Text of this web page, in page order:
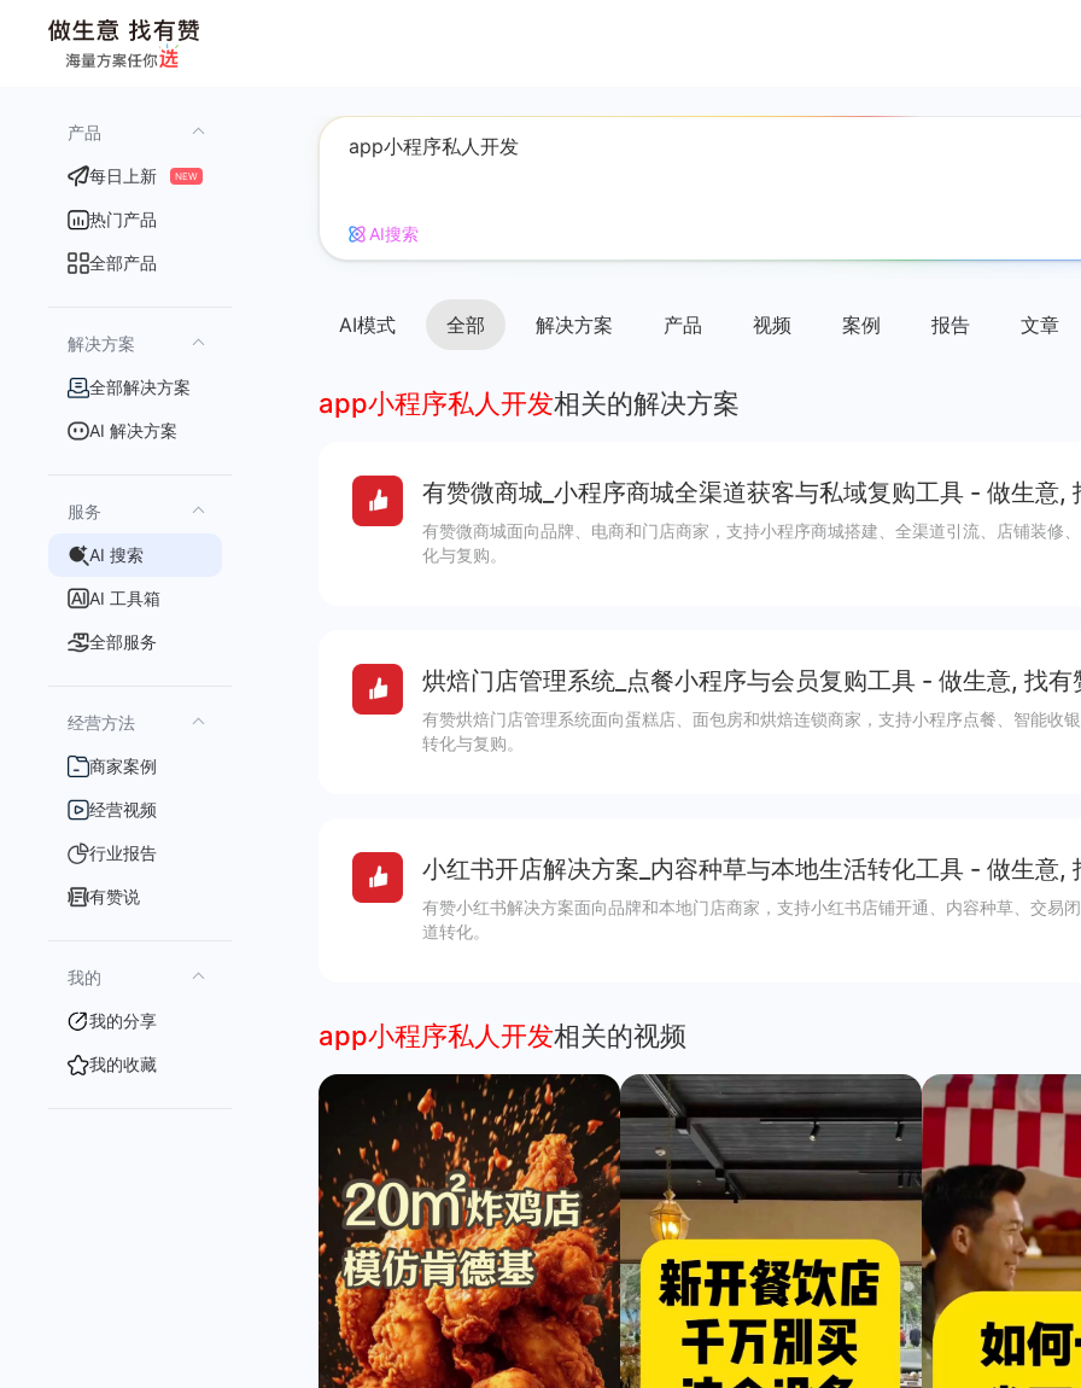
产品
每日上新 NEW
热门产品
全部产品
解决方案
全部解决方案
AI 解决方案
服务
AI 搜索
AI 工具箱
全部服务
经营方法
商家案例
经营视频
行业报告
有赞说
我的
我的分享
我的收藏
AI搜索
AI模式 全部 解决方案 产品 视频 案例 报告 文章
app小程序私人开发相关的解决方案
有赞微商城_小程序商城全渠道获客与私域复购工具 - 做生意,
有赞微商城面向品牌、电商和门店商家，支持小程序商城搭建、全渠道引流、店铺装修
化与复购。
烘焙门店管理系统_点餐小程序与会员复购工具 - 做生意, 找有
有赞烘焙门店管理系统面向蛋糕店、面包房和烘焙连锁商家，支持小程序点餐、智能收
转化与复购。
小红书开店解决方案_内容种草与本地生活转化工具 - 做生意,
有赞小红书解决方案面向品牌和本地门店商家，支持小红书店铺开通、内容种草、交易
道转化。
app小程序私人开发相关的视频